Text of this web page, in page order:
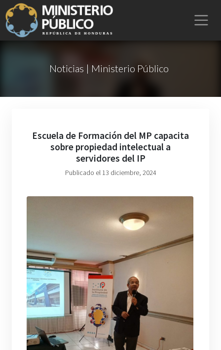
Noticias | Ministerio Público
Escuela de Formación del MP capacita
sobre propiedad intelectual a
servidores del IP
Publicado el 13 diciembre, 2024